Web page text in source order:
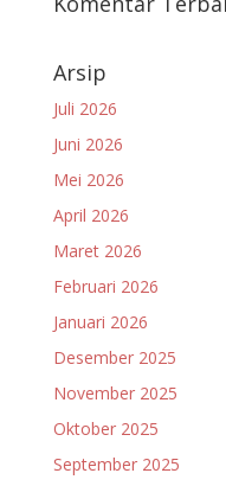
Arsip
Juli 2026
Juni 2026
Mei 2026
April 2026
Maret 2026
Februari 2026
Januari 2026
Desember 2025
November 2025
Oktober 2025
September 2025